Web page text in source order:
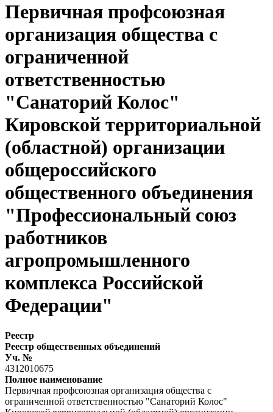
Первичная профсоюзная
организация общества с
ограниченной
ответственностью
"Санаторий Колос"
Кировской территориальной
(областной) организации
общероссийского
общественного объединения
"Профессиональный союз
работников
агропромышленного
комплекса Российской
Федерации"
Реестр
Реестр общественных объединений
Уч. №
4312010675
Полное наименование
Первичная профсоюзная организация общества с
ограниченной ответственностью "Санаторий Колос"